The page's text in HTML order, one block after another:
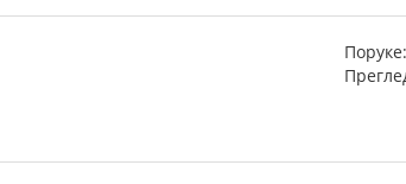
Поруке: